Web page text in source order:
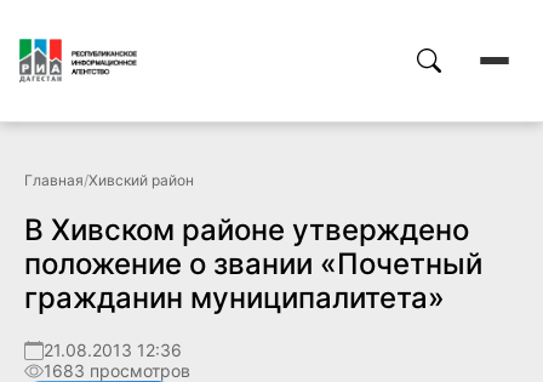
Главная/Хивский район
В Хивском районе утверждено
положение о звании «Почетный
гражданин муниципалитета»
21.08.2013 12:36
1683 просмотров